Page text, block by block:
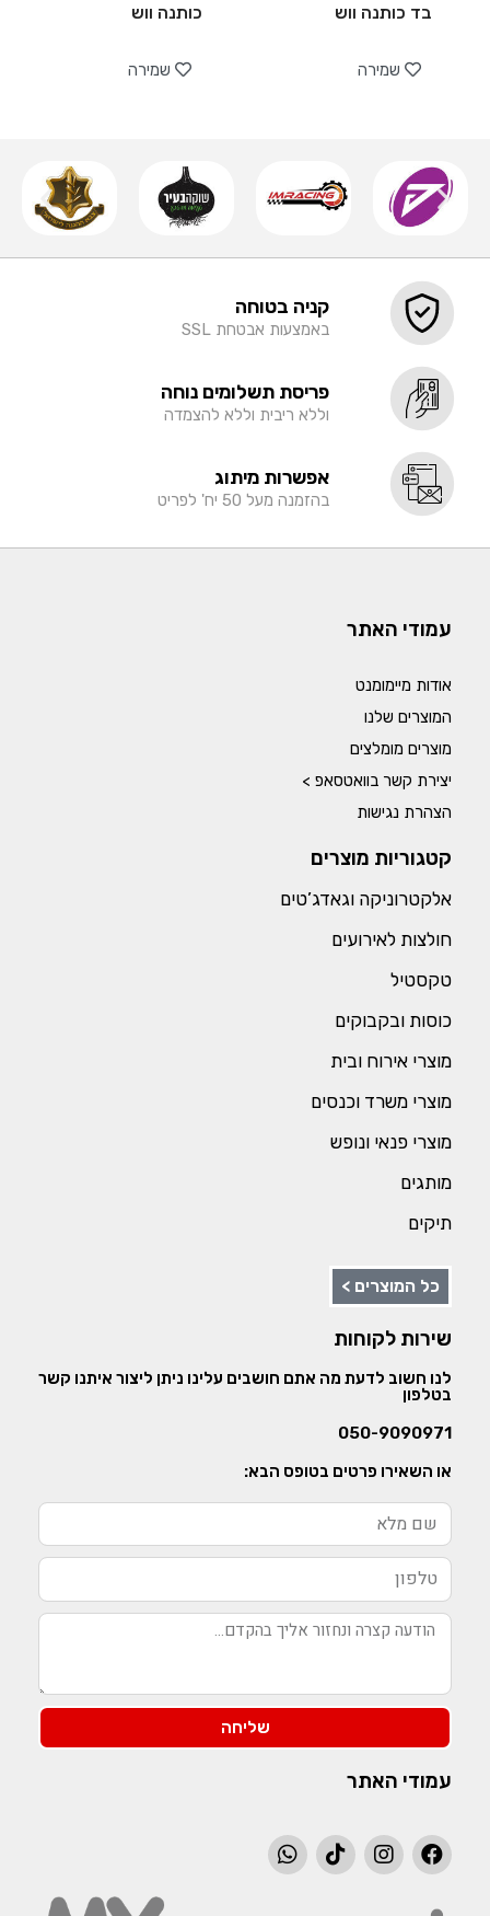
בד כותנה ווש
שמירה
כותנה ווש
שמירה
קניה בטוחה
באמצעות אבטחת SSL
פריסת תשלומים נוחה
וללא ריבית וללא להצמדה
אפשרות מיתוג
בהזמנה מעל 50 יח' לפריט
עמודי האתר
אודות מיימומנט
המוצרים שלנו
מוצרים מומלצים
יצירת קשר בוואטסאפ >
הצהרת נגישות
קטגוריות מוצרים
אלקטרוניקה וגאדג’טים
חולצות לאירועים
טקסטיל
כוסות ובקבוקים
מוצרי אירוח ובית
מוצרי משרד וכנסים
מוצרי פנאי ונופש
מותגים
תיקים
כל המוצרים >
שירות לקוחות
לנו חשוב לדעת מה אתם חושבים עלינו ניתן ליצור איתנו קשר
בטלפון
050-9090971
או השאירו פרטים בטופס הבא:
שליחה
עמודי האתר